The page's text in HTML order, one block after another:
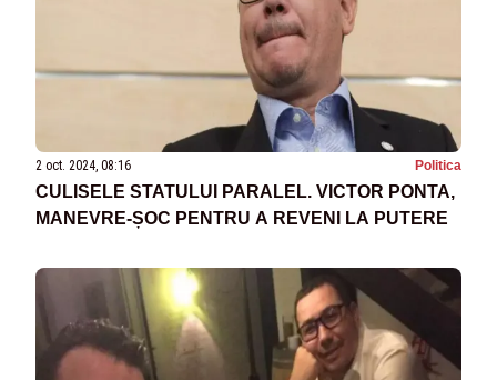
2 oct. 2024, 08:16 Politica
CULISELE STATULUI PARALEL. VICTOR PONTA,
MANEVRE-ȘOC PENTRU A REVENI LA PUTERE